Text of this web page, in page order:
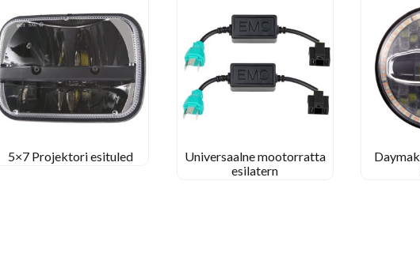
5×7 Projektori esituled
Universaalne mootorratta
esilatern